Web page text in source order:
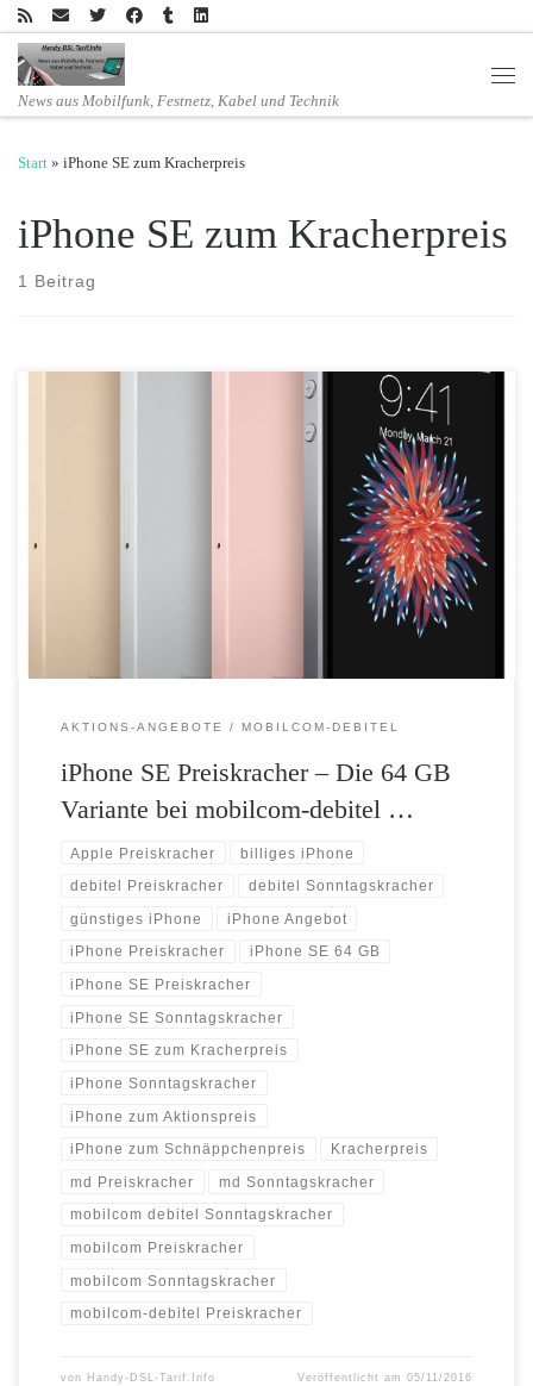
Zum Inhalt springen
News aus Mobilfunk, Festnetz, Kabel und Technik
Start » iPhone SE zum Kracherpreis
iPhone SE zum Kracherpreis
1 Beitrag
Während auf Feld und Flur nach den ersten Frostnächten die
Apfelernte sich langsam dem Ende neigt, geht die Jagd nach dem
nächsten Apple-Preiskracher bei mobilcom-debitel in eine neue
Runde: Ab Sonntag gibt es unter www.mobilcom-
debitel.de/preiskracher das Apple iPhone SE zum knackigen
Aktionspreis von 465,- Euro. Das Angebot kommt in der […]
AKTIONS-ANGEBOTE MOBILCOM-DEBITEL
iPhone SE Preiskracher – Die 64 GB
Variante bei mobilcom-debitel …
Apple Preiskracher billiges iPhone
debitel Preiskracher debitel Sonntagskracher
günstiges iPhone iPhone Angebot
iPhone Preiskracher iPhone SE 64 GB
iPhone SE Preiskracher
iPhone SE Sonntagskracher
iPhone SE zum Kracherpreis
iPhone Sonntagskracher
iPhone zum Aktionspreis
iPhone zum Schnäppchenpreis Kracherpreis
md Preiskracher md Sonntagskracher
mobilcom debitel Sonntagskracher
mobilcom Preiskracher
mobilcom Sonntagskracher
mobilcom-debitel Preiskracher
von Handy-DSL-Tarif.Info Veröffentlicht am05/11/2016